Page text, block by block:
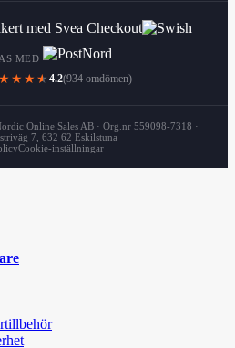
MED
★ 4.2(934 omdömen)
Online Sales AB · Org.nr 559098-7318 ·
7, 632 62 Eskilstuna
Cookie-inställningar